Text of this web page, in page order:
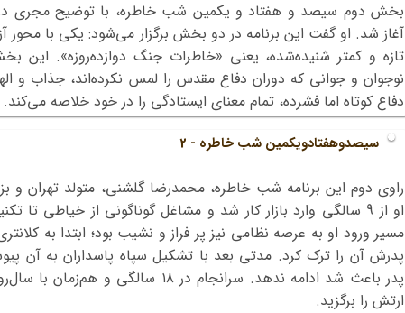
بخش دوم سیصد و هفتاد و یکمین شب خاطره، با توضیح مجری
آغاز شد. او گفت این برنامه در دو بخش برگزار می‌شود: یکی با محور
تازه و کمتر شنیده‌شده، یعنی «خاطرات جنگ دوازده‌روزه». این
نوجوان و جوانی که دوران دفاع مقدس را لمس نکرده‌اند، جذاب و
دفاع کوتاه اما فشرده، تمام معنای ایستادگی را در خود خلاصه می‌کند.
سیصدوهفتادویکمین شب خاطره - 2
راوی دوم این برنامه شب خاطره، محمدرضا گلشنی، متولد تهران
او از 9 ‌سالگی وارد بازار کار شد و مشاغل گوناگونی از خیاطی تا
مسیر ورود او به عرصه نظامی نیز پر فراز و نشیب بود؛ ابتدا به
پدرش آن را ترک کرد. مدتی بعد با تشکیل سپاه پاسداران به آن
پدر باعث شد ادامه ندهد. سرانجام در ۱۸
ارتش را برگزید.